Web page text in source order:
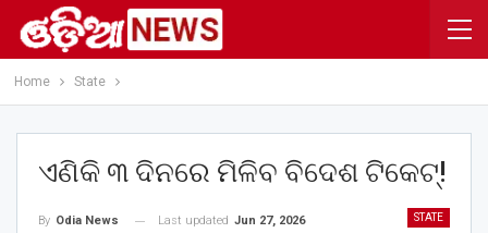
Home State
ଏଣିକି ୩ ଦିନରେ ମିଳିବ ବିଦେଶ ଟିକେଟ୍!
STATE
By Odia News Last updated Jun 27, 2026